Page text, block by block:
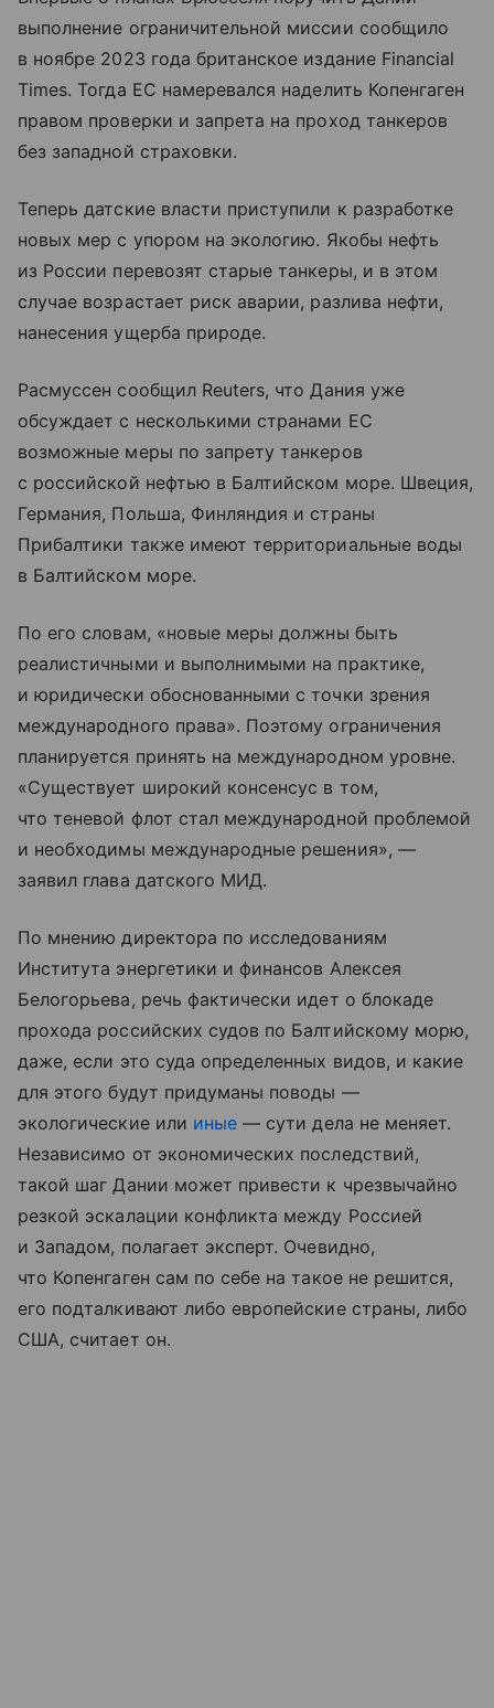
выполнение ограничительной миссии сообщило
в ноябре 2023 года британское издание Financial
Times. Тогда ЕС намеревался наделить Копенгаген
правом проверки и запрета на проход танкеров
без западной страховки.
Теперь датские власти приступили к разработке
новых мер с упором на экологию. Якобы нефть
из России перевозят старые танкеры, и в этом
случае возрастает риск аварии, разлива нефти,
нанесения ущерба природе.
Расмуссен сообщил Reuters, что Дания уже
обсуждает с несколькими странами ЕС
возможные меры по запрету танкеров
с российской нефтью в Балтийском море. Швеция,
Германия, Польша, Финляндия и страны
Прибалтики также имеют территориальные воды
в Балтийском море.
По его словам, «новые меры должны быть
реалистичными и выполнимыми на практике,
и юридически обоснованными с точки зрения
международного права». Поэтому ограничения
планируется принять на международном уровне.
«Существует широкий консенсус в том,
что теневой флот стал международной проблемой
и необходимы международные решения», —
заявил глава датского МИД.
По мнению директора по исследованиям
Института энергетики и финансов Алексея
Белогорьева, речь фактически идет о блокаде
прохода российских судов по Балтийскому морю,
даже, если это суда определенных видов, и какие
для этого будут придуманы поводы —
экологические или иные — сути дела не меняет.
Независимо от экономических последствий,
такой шаг Дании может привести к чрезвычайно
резкой эскалации конфликта между Россией
и Западом, полагает эксперт. Очевидно,
что Копенгаген сам по себе на такое не решится,
его подталкивают либо европейские страны, либо
США, считает он.